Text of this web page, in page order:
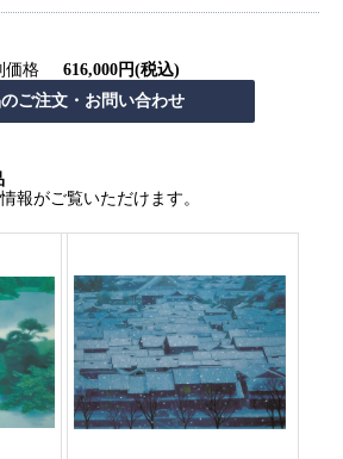
価格 616,000円(税込)
報がご覧いただけます。